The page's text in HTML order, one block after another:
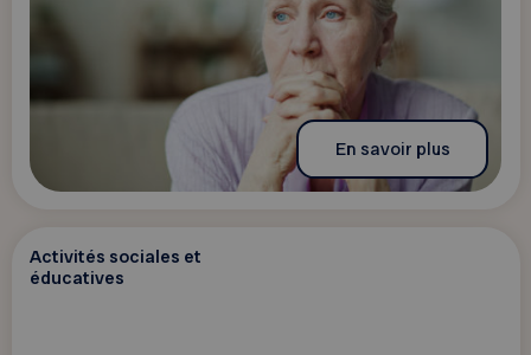
En savoir plus
Activités sociales et
éducatives